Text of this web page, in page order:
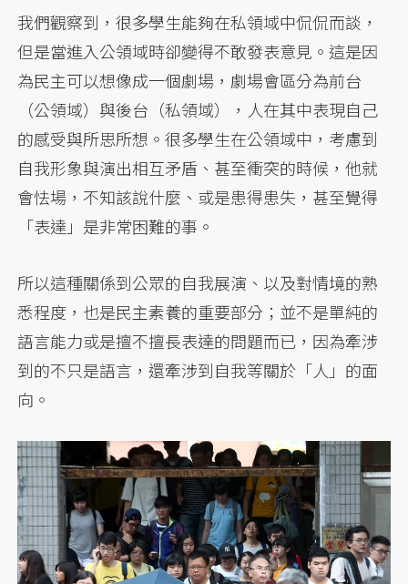
我們觀察到，很多學生能夠在私領域中侃侃而談，
但是當進入公領域時卻變得不敢發表意見。這是因
為民主可以想像成一個劇場，劇場會區分為前台
（公領域）與後台（私領域），人在其中表現自己
的感受與所思所想。很多學生在公領域中，考慮到
自我形象與演出相互矛盾、甚至衝突的時候，他就
會怯場，不知該說什麼、或是患得患失，甚至覺得
「表達」是非常困難的事。
所以這種關係到公眾的自我展演、以及對情境的熟
悉程度，也是民主素養的重要部分；並不是單純的
語言能力或是擅不擅長表達的問題而已，因為牽涉
到的不只是語言，還牽涉到自我等關於「人」的面
向。